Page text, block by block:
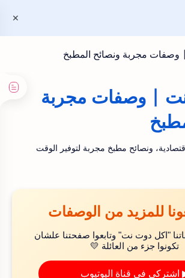
مجربة ونصائح المطبخ
| وصفات مجربة
ونصائح مطبخ مجربة لتوفير الوقت
للمزيد من الوصفات
"اكل دوت نت" وتابعوا صفحتنا علشان
تكونوا جزء من العائلة 💛
اشتركي في قناة اليوتيوب